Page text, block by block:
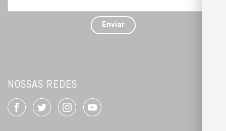
com
Enviar
NOSSAS REDES